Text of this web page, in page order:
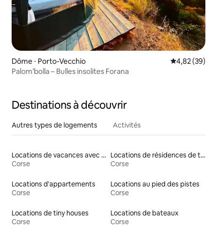
Dôme ⋅ Porto-Vecchio Évaluation
4,82 (39)
Palom’bolla – Bulles insolites Forana
Destinations à découvrir
Autres types de logements Activités
Locations de vacances avec piscine
Corse
Locations de résidences de tourisme
Corse
Locations d'appartements
Corse
Locations au pied des pistes
Corse
Locations de tiny houses
Corse
Locations de bateaux
Corse